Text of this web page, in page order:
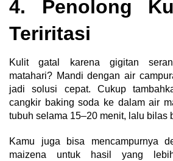
4. Penolong
Teriritasi
Kulit gatal karena gigitan
matahari? Mandi dengan air
jadi solusi cepat. Cukup
cangkir baking soda ke dalam air
tubuh selama 15–20 menit, lalu bilas
Kamu juga bisa mencampurnya
maizena untuk hasil yang